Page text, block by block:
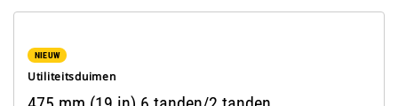
NIEUW
Utiliteitsduimen